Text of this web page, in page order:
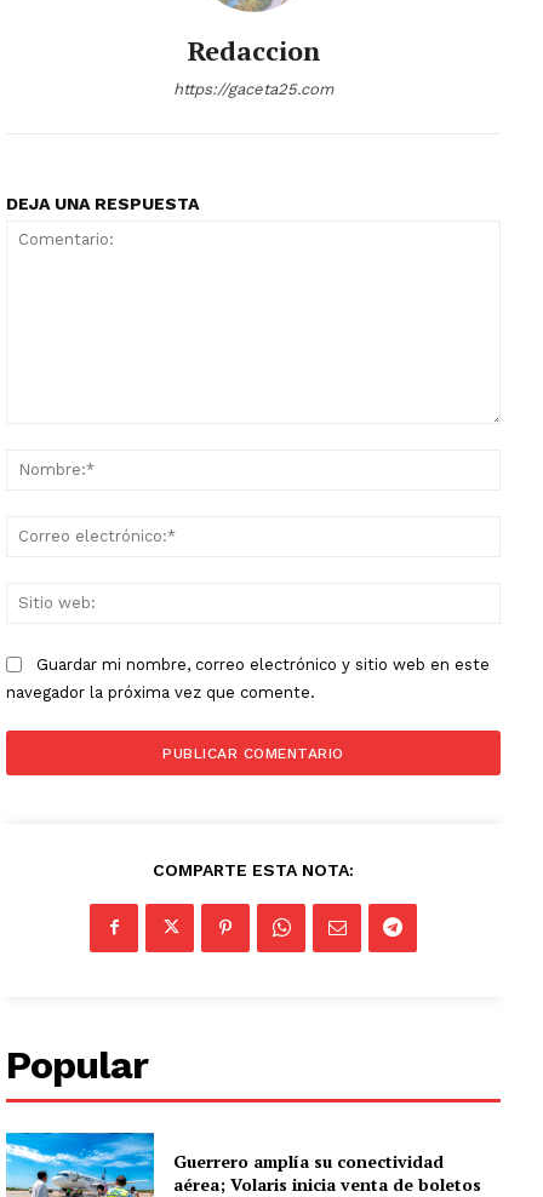
Redaccion
https://gaceta25.com
DEJA UNA RESPUESTA
Guardar mi nombre, correo electrónico y sitio web en este
navegador la próxima vez que comente.
COMPARTE ESTA NOTA:
Popular
Guerrero amplía su conectividad
aérea; Volaris inicia venta de boletos